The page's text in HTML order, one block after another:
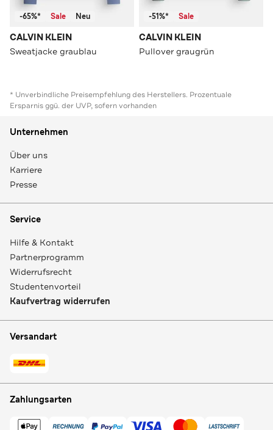
-65%* Sale Neu
CALVIN KLEIN
Sweatjacke graublau
-51%* Sale
CALVIN KLEIN
Pullover graugrün
* Unverbindliche Preisempfehlung des Herstellers. Prozentuale
Ersparnis ggü. der UVP, sofern vorhanden
Unternehmen
Über uns
Karriere
Presse
Service
Hilfe & Kontakt
Partnerprogramm
Widerrufsrecht
Studentenvorteil
Kaufvertrag widerrufen
Versandart
Zahlungsarten